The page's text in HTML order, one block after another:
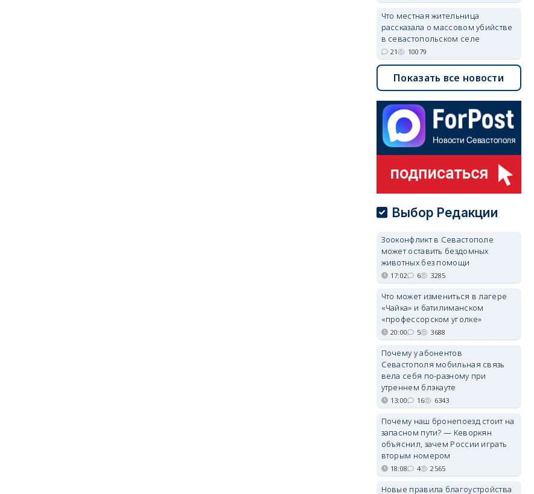
Что местная жительница
рассказала о массовом убийстве
в севастопольском селе
21 10079
Показать все новости
Выбор Редакции
Зооконфликт в Севастополе
может оставить бездомных
животных без помощи
17:02 6 3285
Что может измениться в лагере
«Чайка» и батилиманском
«профессорском уголке»
20:00 5 3688
Почему у абонентов
Севастополя мобильная связь
вела себя по-разному при
утреннем блэкауте
13:00 16 6343
Почему наш бронепоезд стоит на
запасном пути? — Кеворкян
объяснил, зачем России играть
вторым номером
18:08 4 2565
Новые правила благоустройства